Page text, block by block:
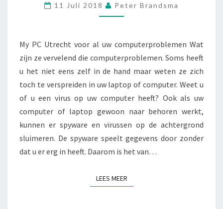
U
T
H
T
V
O
R
A
L
U
O
11 Juli 2018 Peter Brandsma
My PC Utrecht voor al uw computerproblemen Wat
zijn ze vervelend die computerproblemen. Soms heeft
u het niet eens zelf in de hand maar weten ze zich
toch te verspreiden in uw laptop of computer. Weet u
of u een virus op uw computer heeft? Ook als uw
computer of laptop gewoon naar behoren werkt,
kunnen er spyware en virussen op de achtergrond
sluimeren. De spyware speelt gegevens door zonder
dat u er erg in heeft. Daarom is het van…
LEES MEER